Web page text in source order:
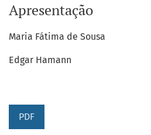
Apresentação
Maria Fátima de Sousa
Edgar Hamann
PDF